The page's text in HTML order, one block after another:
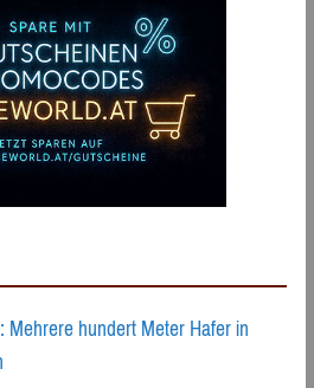
Mehrere hundert Meter Hafer in